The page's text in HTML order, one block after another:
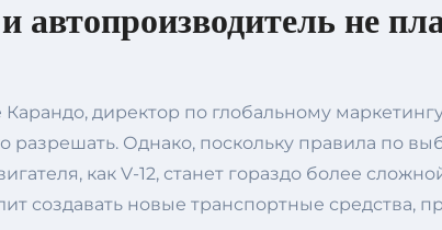
автопроизводитель не
директор по глобальному
разрешать. Однако, поскольку правила по
как V-12, станет гораздо более
создавать новые транспортные